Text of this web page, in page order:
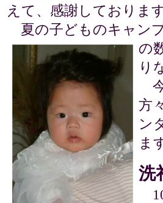
えて、感謝しております
夏の子どものキャン
の
り
方
ン
ま
洗